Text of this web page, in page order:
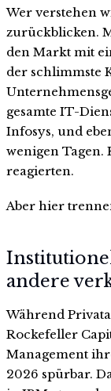
Wer verstehen
zurückblicken.
den Markt mit
der schlimmste
gesamte IT-
Infosys, und
wenigen Tagen.
reagierten.
Aber hier
andere
Während
Rockefeller
Management
2026 spürbar.